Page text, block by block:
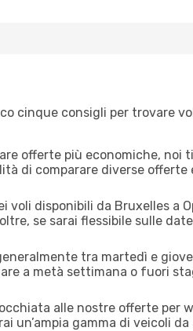
cinque consigli per trovare
offerte più economiche, noi ti
di comparare diverse offerte
voli disponibili da Bruxelles a
se sarai flessibile sulle
tra martedì e
a metà settimana o fuori
alle nostre offerte per
un’ampia gamma di veicoli